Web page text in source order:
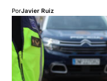
PorJavier Ruiz